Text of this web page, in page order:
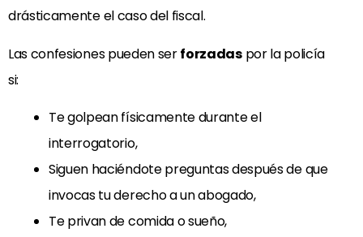
drásticamente el caso del fiscal.
Las confesiones pueden serforzadaspor la policía
si:
Te golpean físicamente durante el
interrogatorio,
Siguen haciéndote preguntas después de que
invocas tu derecho a un abogado,
Te privan de comida o sueño,